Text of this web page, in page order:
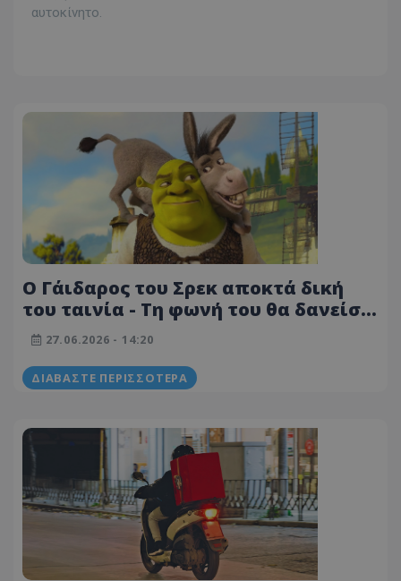
αυτοκίνητο.
Ο Γάιδαρος του Σρεκ αποκτά δική
του ταινία - Τη φωνή του θα δανείσει
ο Έντι Μέρφι
27.06.2026 - 14:20
ΔΙΑΒΆΣΤΕ ΠΕΡΙΣΣΌΤΕΡΑ